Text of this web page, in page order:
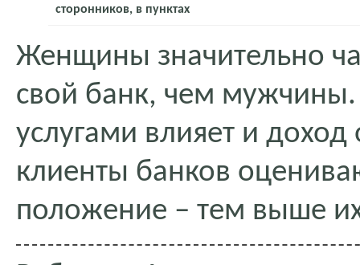
сторонников, в пунктах
Женщины значительно
свой банк, чем мужчины.
услугами влияет и
клиенты банков
положение – тем выше